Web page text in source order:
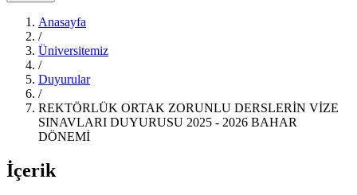
Anasayfa
/
Üniversitemiz
/
Duyurular
/
REKTÖRLÜK ORTAK ZORUNLU DERSLERİN VİZE
SINAVLARI DUYURUSU 2025 - 2026 BAHAR
DÖNEMİ
İçerik